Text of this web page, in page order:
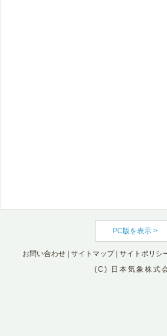
PC版を表示 >
お問い合わせ| サイトマップ| サイトポリシ
(C) 日本気象株式